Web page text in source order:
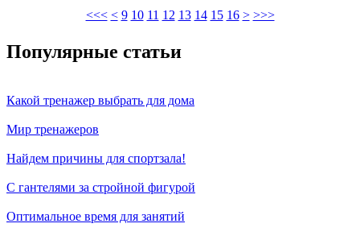
<<< < 9 10 11 12 13 14 15 16 > >>>
Популярные статьи
Какой тренажер выбрать для дома
Мир тренажеров
Найдем причины для спортзала!
С гантелями за стройной фигурой
Оптимальное время для занятий